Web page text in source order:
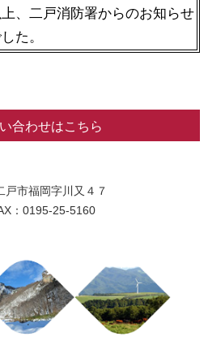
、二戸消防署からのお知らせ
た。
合わせはこちら
市福岡字川又４７
：0195-25-5160